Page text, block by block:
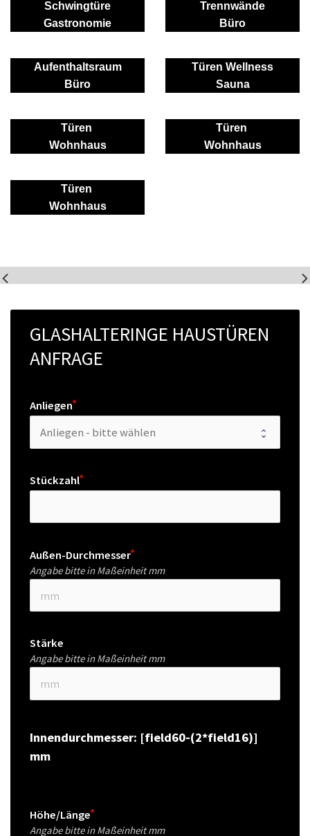
Schwingtüre
Gastronomie
Trennwände
Büro
Aufenthaltsraum
Büro
Türen Wellness
Sauna
Türen
Wohnhaus
Türen
Wohnhaus
Türen
Wohnhaus
GLASHALTERINGE HAUSTÜREN
ANFRAGE
Anliegen
Stückzahl
Außen-Durchmesser
Angabe bitte in Maßeinheit mm
Stärke
Angabe bitte in Maßeinheit mm
Innendurchmesser: [field60-(2*field16)]
mm
Höhe/Länge
Angabe bitte in Maßeinheit mm